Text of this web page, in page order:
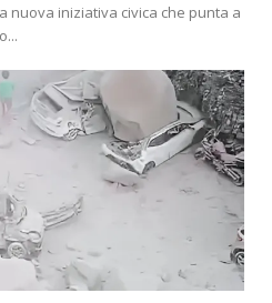
nuova iniziativa civica che punta a